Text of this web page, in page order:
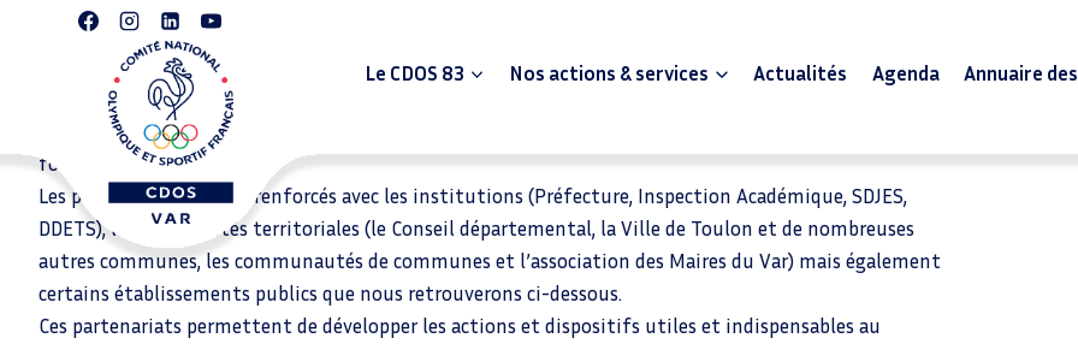
Le CDOS 83 Nos actions & services Actualités Agenda Annuaire
Les partenaires du CDOS 83
Il est important de rappeler que sans l’aide financière et structurante du Conseil départemental du Var,
le CDOS ne pourrait pas développer les actions et services au profit du mouvement sportif varois et qui
font sa renommée.
Les partenariats se sont renforcés avec les institutions (Préfecture, Inspection Académique, SDJES,
DDETS), les collectivités territoriales (le Conseil départemental, la Ville de Toulon et de nombreuses
autres communes, les communautés de communes et l’association des Maires du Var) mais également
certains établissements publics que nous retrouverons ci-dessous.
Ces partenariats permettent de développer les actions et dispositifs utiles et indispensables au